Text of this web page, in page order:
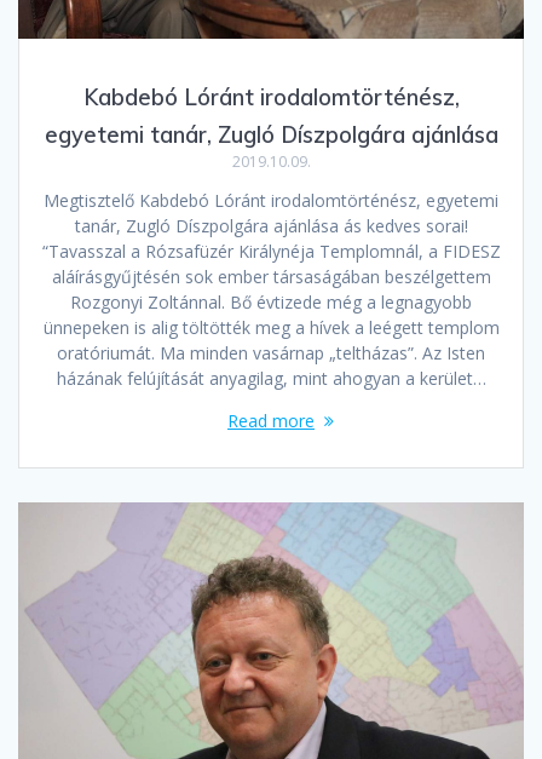
Kabdebó Lóránt irodalomtörténész,
egyetemi tanár, Zugló Díszpolgára ajánlása
2019.10.09.
Megtisztelő Kabdebó Lóránt irodalomtörténész, egyetemi
tanár, Zugló Díszpolgára ajánlása ás kedves sorai!
“Tavasszal a Rózsafüzér Királynéja Templomnál, a FIDESZ
aláírásgyűjtésén sok ember társaságában beszélgettem
Rozgonyi Zoltánnal. Bő évtizede még a legnagyobb
ünnepeken is alig töltötték meg a hívek a leégett templom
oratóriumát. Ma minden vasárnap „teltházas”. Az Isten
házának felújítását anyagilag, mint ahogyan a kerület…
Read more